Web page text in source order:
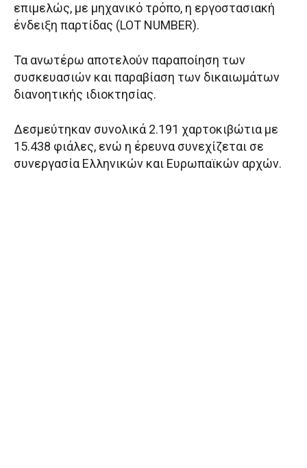
επιμελώς, με μηχανικό τρόπο, η εργοστασιακή
ένδειξη παρτίδας (LOT NUMBER).
Τα ανωτέρω αποτελούν παραποίηση των
συσκευασιών και παραβίαση των δικαιωμάτων
διανοητικής ιδιοκτησίας.
Δεσμεύτηκαν συνολικά 2.191 χαρτοκιβώτια με
15.438 φιάλες, ενώ η έρευνα συνεχίζεται σε
συνεργασία Ελληνικών και Ευρωπαϊκών αρχών.